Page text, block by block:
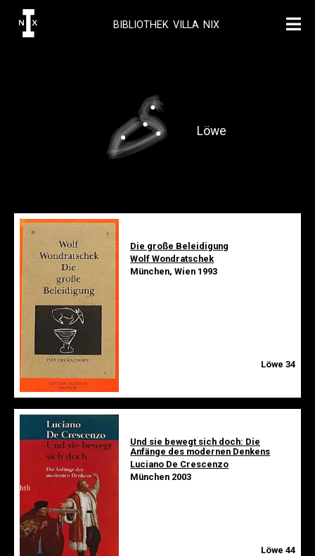
BIBLIOTHEK VILLA NIX
Löwe
Die große Beleidigung
Wolf Wondratschek
München, Wien 1993
Löwe 34
Und sie bewegt sich doch: Die
Anfänge des modernen Denkens
Luciano De Crescenzo
München 2003
Löwe 44